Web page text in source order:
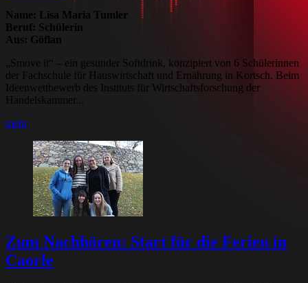
Name: Lisa Maria Tumler
Beruf: Schülerin
Aus: Göflan
„Smove it“ – ein gesunder Softdrink, konzipiert von 6 Schülerinnen
der Fachschule für Hauswirtschaft und Ernährung in Kortsch. Beim
Ideenwettbewerb des Instituts für Wirtschaftsforschung der
Handelskammer...
mehr
Zum Nachhören: Start für die Ferien in
Caorle